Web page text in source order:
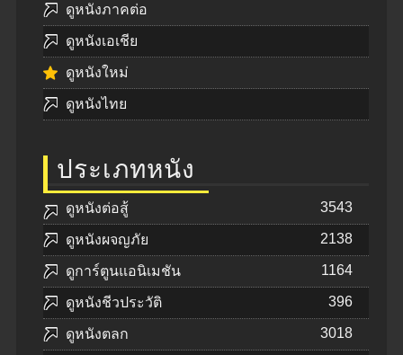
ดูหนังภาคต่อ
ดูหนังเอเชีย
ดูหนังใหม่
ดูหนังไทย
ประเภทหนัง
ดูหนังต่อสู้ 3543
ดูหนังผจญภัย 2138
ดูการ์ตูนแอนิเมชัน 1164
ดูหนังชีวประวัติ 396
ดูหนังตลก 3018